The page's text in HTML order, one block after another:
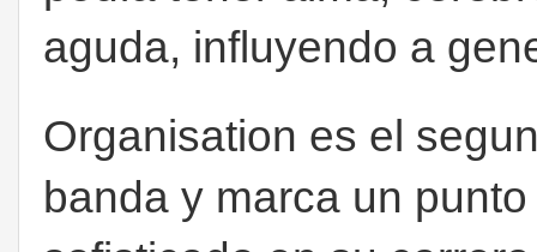
aguda, influyendo a
Organisation es el
banda y marca un